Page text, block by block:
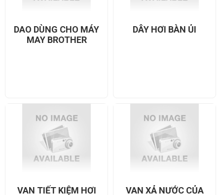
DAO DÙNG CHO MÁY
MAY BROTHER
DÂY HƠI BÀN ỦI
VAN TIẾT KIỆM HƠI
VAN XẢ NƯỚC CỦA